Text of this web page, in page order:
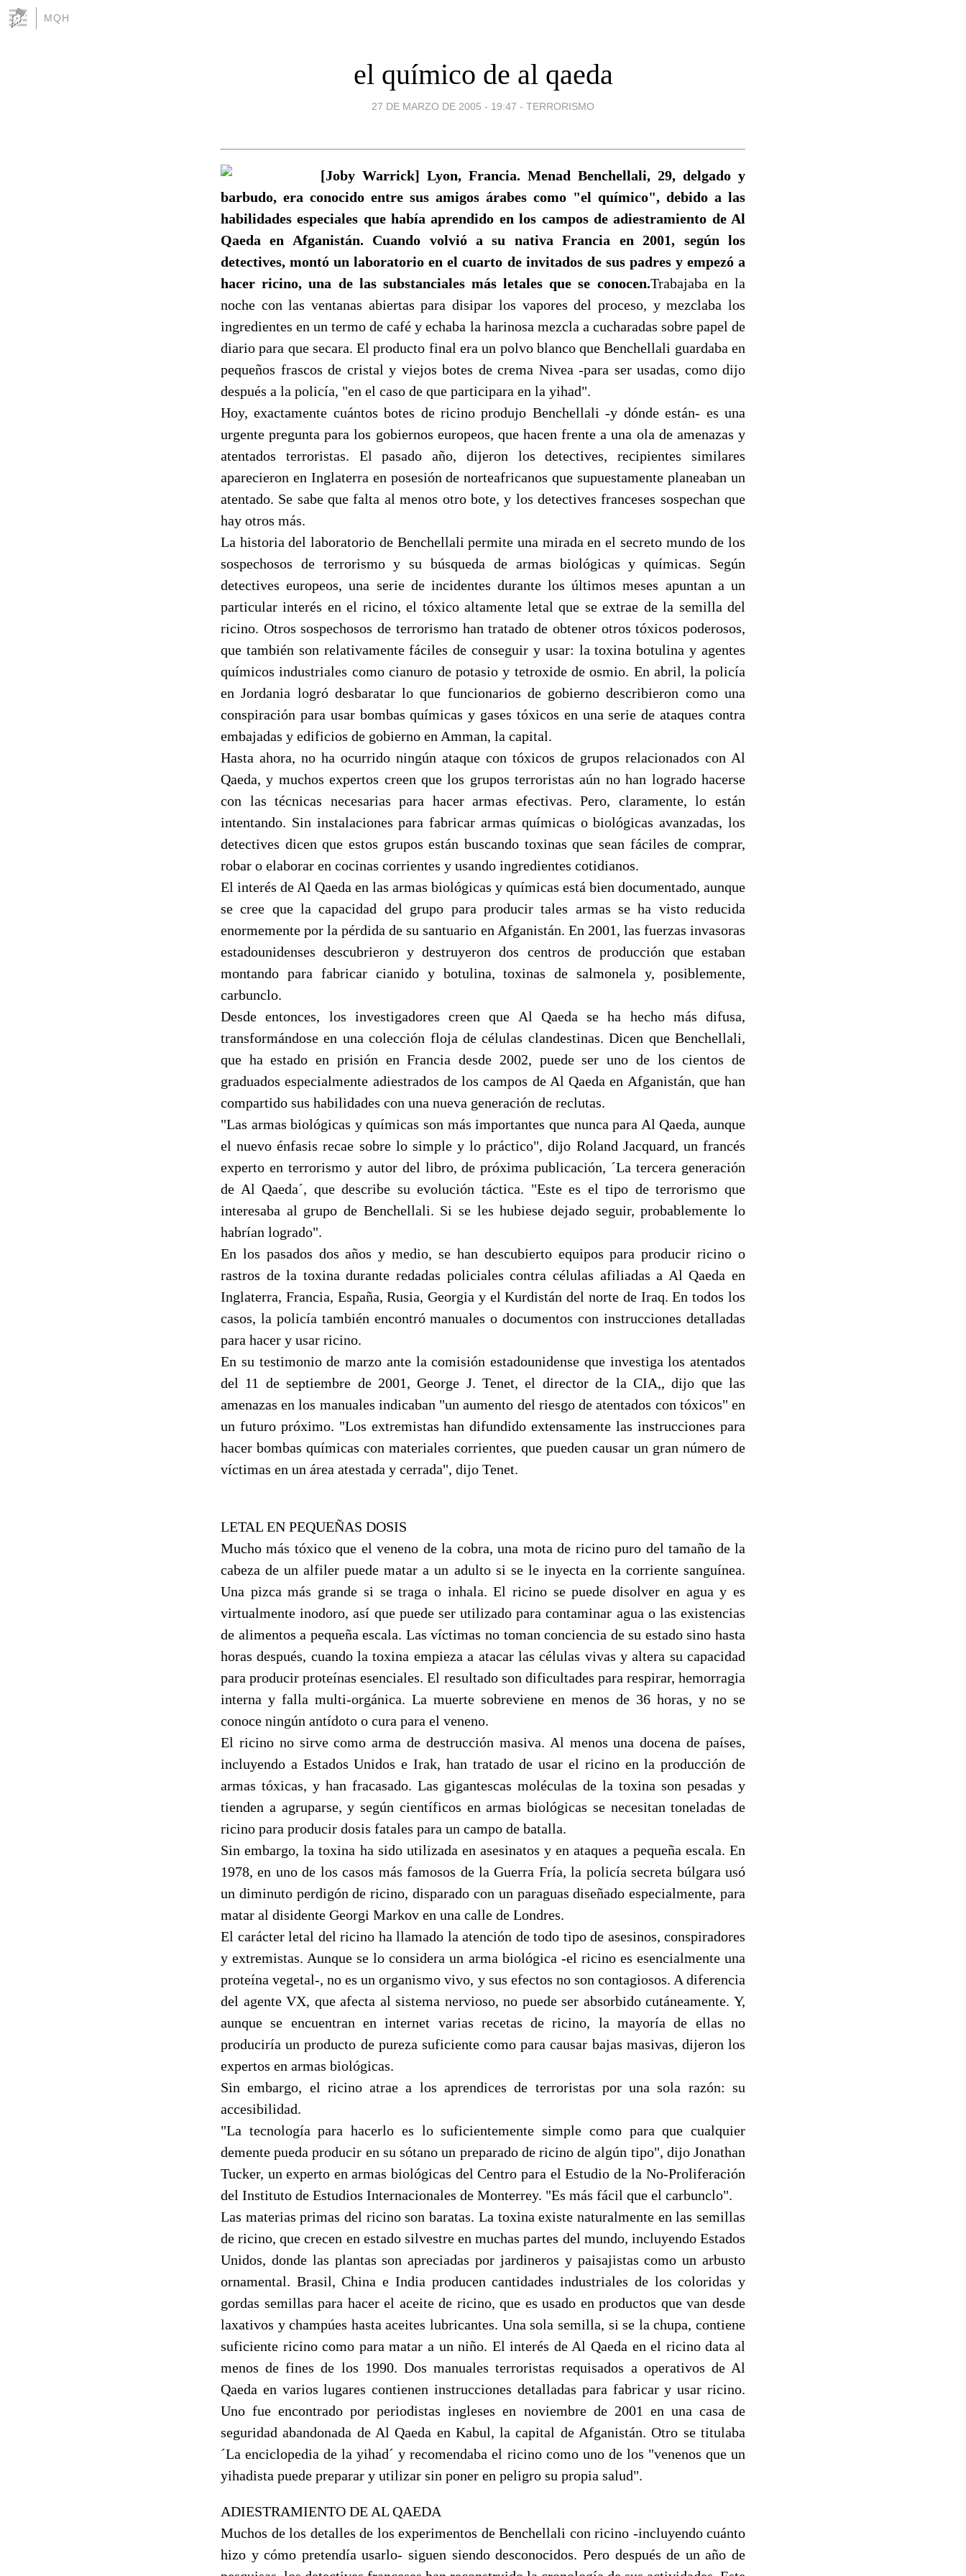
MQH
el químico de al qaeda
27 DE MARZO DE 2005 - 19:47 - TERRORISMO
[Joby Warrick] Lyon, Francia. Menad Benchellali, 29, delgado y
barbudo, era conocido entre sus amigos árabes como "el químico", debido a las
habilidades especiales que había aprendido en los campos de adiestramiento de Al
Qaeda en Afganistán. Cuando volvió a su nativa Francia en 2001, según los
detectives, montó un laboratorio en el cuarto de invitados de sus padres y empezó a
hacer ricino, una de las substanciales más letales que se conocen.Trabajaba en la
noche con las ventanas abiertas para disipar los vapores del proceso, y mezclaba los
ingredientes en un termo de café y echaba la harinosa mezcla a cucharadas sobre papel de
diario para que secara. El producto final era un polvo blanco que Benchellali guardaba en
pequeños frascos de cristal y viejos botes de crema Nivea -para ser usadas, como dijo
después a la policía, "en el caso de que participara en la yihad".
Hoy, exactamente cuántos botes de ricino produjo Benchellali -y dónde están- es una
urgente pregunta para los gobiernos europeos, que hacen frente a una ola de amenazas y
atentados terroristas. El pasado año, dijeron los detectives, recipientes similares
aparecieron en Inglaterra en posesión de norteafricanos que supuestamente planeaban un
atentado. Se sabe que falta al menos otro bote, y los detectives franceses sospechan que
hay otros más.
La historia del laboratorio de Benchellali permite una mirada en el secreto mundo de los
sospechosos de terrorismo y su búsqueda de armas biológicas y químicas. Según
detectives europeos, una serie de incidentes durante los últimos meses apuntan a un
particular interés en el ricino, el tóxico altamente letal que se extrae de la semilla del
ricino. Otros sospechosos de terrorismo han tratado de obtener otros tóxicos poderosos,
que también son relativamente fáciles de conseguir y usar: la toxina botulina y agentes
químicos industriales como cianuro de potasio y tetroxide de osmio. En abril, la policía
en Jordania logró desbaratar lo que funcionarios de gobierno describieron como una
conspiración para usar bombas químicas y gases tóxicos en una serie de ataques contra
embajadas y edificios de gobierno en Amman, la capital.
Hasta ahora, no ha ocurrido ningún ataque con tóxicos de grupos relacionados con Al
Qaeda, y muchos expertos creen que los grupos terroristas aún no han logrado hacerse
con las técnicas necesarias para hacer armas efectivas. Pero, claramente, lo están
intentando. Sin instalaciones para fabricar armas químicas o biológicas avanzadas, los
detectives dicen que estos grupos están buscando toxinas que sean fáciles de comprar,
robar o elaborar en cocinas corrientes y usando ingredientes cotidianos.
El interés de Al Qaeda en las armas biológicas y químicas está bien documentado, aunque
se cree que la capacidad del grupo para producir tales armas se ha visto reducida
enormemente por la pérdida de su santuario en Afganistán. En 2001, las fuerzas invasoras
estadounidenses descubrieron y destruyeron dos centros de producción que estaban
montando para fabricar cianido y botulina, toxinas de salmonela y, posiblemente,
carbunclo.
Desde entonces, los investigadores creen que Al Qaeda se ha hecho más difusa,
transformándose en una colección floja de células clandestinas. Dicen que Benchellali,
que ha estado en prisión en Francia desde 2002, puede ser uno de los cientos de
graduados especialmente adiestrados de los campos de Al Qaeda en Afganistán, que han
compartido sus habilidades con una nueva generación de reclutas.
"Las armas biológicas y químicas son más importantes que nunca para Al Qaeda, aunque
el nuevo énfasis recae sobre lo simple y lo práctico", dijo Roland Jacquard, un francés
experto en terrorismo y autor del libro, de próxima publicación, ´La tercera generación
de Al Qaeda´, que describe su evolución táctica. "Este es el tipo de terrorismo que
interesaba al grupo de Benchellali. Si se les hubiese dejado seguir, probablemente lo
habrían logrado".
En los pasados dos años y medio, se han descubierto equipos para producir ricino o
rastros de la toxina durante redadas policiales contra células afiliadas a Al Qaeda en
Inglaterra, Francia, España, Rusia, Georgia y el Kurdistán del norte de Iraq. En todos los
casos, la policía también encontró manuales o documentos con instrucciones detalladas
para hacer y usar ricino.
En su testimonio de marzo ante la comisión estadounidense que investiga los atentados
del 11 de septiembre de 2001, George J. Tenet, el director de la CIA,, dijo que las
amenazas en los manuales indicaban "un aumento del riesgo de atentados con tóxicos" en
un futuro próximo. "Los extremistas han difundido extensamente las instrucciones para
hacer bombas químicas con materiales corrientes, que pueden causar un gran número de
víctimas en un área atestada y cerrada", dijo Tenet.
LETAL EN PEQUEÑAS DOSIS
Mucho más tóxico que el veneno de la cobra, una mota de ricino puro del tamaño de la
cabeza de un alfiler puede matar a un adulto si se le inyecta en la corriente sanguínea.
Una pizca más grande si se traga o inhala. El ricino se puede disolver en agua y es
virtualmente inodoro, así que puede ser utilizado para contaminar agua o las existencias
de alimentos a pequeña escala. Las víctimas no toman conciencia de su estado sino hasta
horas después, cuando la toxina empieza a atacar las células vivas y altera su capacidad
para producir proteínas esenciales. El resultado son dificultades para respirar, hemorragia
interna y falla multi-orgánica. La muerte sobreviene en menos de 36 horas, y no se
conoce ningún antídoto o cura para el veneno.
El ricino no sirve como arma de destrucción masiva. Al menos una docena de países,
incluyendo a Estados Unidos e Irak, han tratado de usar el ricino en la producción de
armas tóxicas, y han fracasado. Las gigantescas moléculas de la toxina son pesadas y
tienden a agruparse, y según científicos en armas biológicas se necesitan toneladas de
ricino para producir dosis fatales para un campo de batalla.
Sin embargo, la toxina ha sido utilizada en asesinatos y en ataques a pequeña escala. En
1978, en uno de los casos más famosos de la Guerra Fría, la policía secreta búlgara usó
un diminuto perdigón de ricino, disparado con un paraguas diseñado especialmente, para
matar al disidente Georgi Markov en una calle de Londres.
El carácter letal del ricino ha llamado la atención de todo tipo de asesinos, conspiradores
y extremistas. Aunque se lo considera un arma biológica -el ricino es esencialmente una
proteína vegetal-, no es un organismo vivo, y sus efectos no son contagiosos. A diferencia
del agente VX, que afecta al sistema nervioso, no puede ser absorbido cutáneamente. Y,
aunque se encuentran en internet varias recetas de ricino, la mayoría de ellas no
produciría un producto de pureza suficiente como para causar bajas masivas, dijeron los
expertos en armas biológicas.
Sin embargo, el ricino atrae a los aprendices de terroristas por una sola razón: su
accesibilidad.
"La tecnología para hacerlo es lo suficientemente simple como para que cualquier
demente pueda producir en su sótano un preparado de ricino de algún tipo", dijo Jonathan
Tucker, un experto en armas biológicas del Centro para el Estudio de la No-Proliferación
del Instituto de Estudios Internacionales de Monterrey. "Es más fácil que el carbunclo".
Las materias primas del ricino son baratas. La toxina existe naturalmente en las semillas
de ricino, que crecen en estado silvestre en muchas partes del mundo, incluyendo Estados
Unidos, donde las plantas son apreciadas por jardineros y paisajistas como un arbusto
ornamental. Brasil, China e India producen cantidades industriales de los coloridas y
gordas semillas para hacer el aceite de ricino, que es usado en productos que van desde
laxativos y champúes hasta aceites lubricantes. Una sola semilla, si se la chupa, contiene
suficiente ricino como para matar a un niño. El interés de Al Qaeda en el ricino data al
menos de fines de los 1990. Dos manuales terroristas requisados a operativos de Al
Qaeda en varios lugares contienen instrucciones detalladas para fabricar y usar ricino.
Uno fue encontrado por periodistas ingleses en noviembre de 2001 en una casa de
seguridad abandonada de Al Qaeda en Kabul, la capital de Afganistán. Otro se titulaba
´La enciclopedia de la yihad´ y recomendaba el ricino como uno de los "venenos que un
yihadista puede preparar y utilizar sin poner en peligro su propia salud".
ADIESTRAMIENTO DE AL QAEDA
Muchos de los detalles de los experimentos de Benchellali con ricino -incluyendo cuánto
hizo y cómo pretendía usarlo- siguen siendo desconocidos. Pero después de un año de